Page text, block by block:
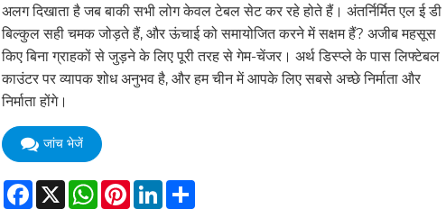
अलग दिखाता है जब बाकी सभी लोग केवल टेबल सेट कर रहे होते हैं। अंतर्निर्मित एल ई डी
बिल्कुल सही चमक जोड़ते हैं, और ऊंचाई को समायोजित करने में सक्षम हैं? अजीब महसूस
किए बिना ग्राहकों से जुड़ने के लिए पूरी तरह से गेम-चेंजर। अर्थ डिस्प्ले के पास लिफ्टेबल
काउंटर पर व्यापक शोध अनुभव है, और हम चीन में आपके लिए सबसे अच्छे निर्माता और
निर्माता होंगे।
जांच भेजें
Facebook
X WhatsApp
Pinterest
LinkedIn
Share